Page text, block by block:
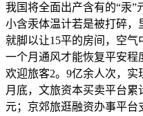
我国将全面出产含有的“汞
小含汞体温计若是被打碎，
就脚以让15平的房间，空
一个月通风才能恢复平安程
欢迎旅客2。9亿余人次，实
月底，文旅资本买卖平台累
元；京郊旅逛融资办事平台